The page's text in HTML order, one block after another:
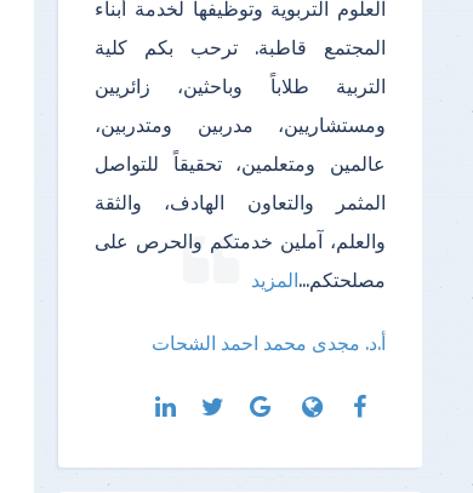
العلوم التربوية وتوظيفها لخدمة أبناء
المجتمع قاطبة. ترحب بكم كلية
التربية طلاباً وباحثين، زائريين
ومستشاريين، مدربين ومتدربين،
عالمين ومتعلمين، تحقيقاً للتواصل
المثمر والتعاون الهادف، والثقة
والعلم، آملين خدمتكم والحرص على
مصلحتكم...المزيد
أ.د. مجدى محمد احمد الشحات